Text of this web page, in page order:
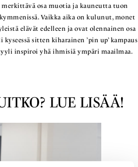
osa muotia ja kauneutta tuon
Vaikka aika on kulunut, monet
elävät edelleen ja ovat olennainen osa
sitten kiharainen ’pin up’ kampaus
inspiroi yhä ihmisiä ympäri maailmaa.
LUE LISÄÄ!